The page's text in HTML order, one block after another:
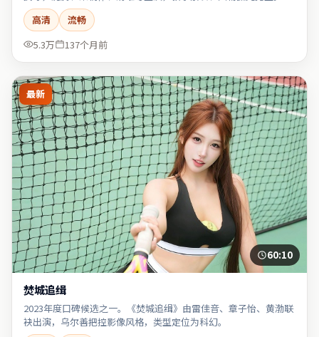
高清
流畅
5.3万
137个月前
最新
60:10
焚城追缉
2023年度口碑候选之一。《焚城追缉》由雷佳音、章子怡、黄渤联
袂出演，乌尔善把控影像风格，类型定位为科幻。